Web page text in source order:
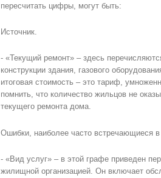
пересчитать цифры, могут быть:
Источник.
- «Текущий ремонт» – здесь
конструкции здания, газового
итоговая стоимость – это тариф,
помнить, что количество жильцов не
текущего ремонта дома.
Ошибки, наиболее часто встречающиеся в
- «Вид услуг» – в этой графе приведен
жилищной организацией. Он включает